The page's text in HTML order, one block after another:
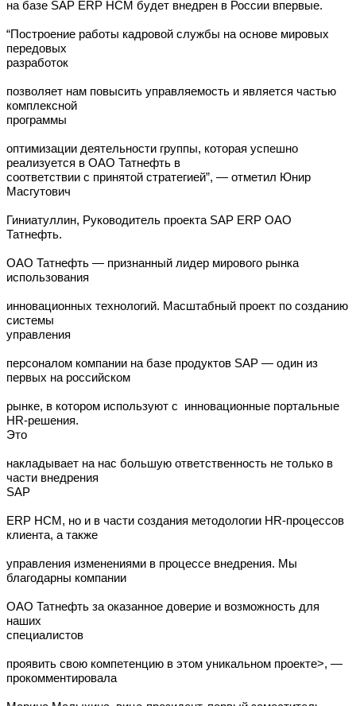
на базе SAP ERP HCM будет внедрен в России впервые.
“Построение работы кадровой службы на основе мировых
передовых
разработок
позволяет нам повысить управляемость и является частью
комплексной
программы
оптимизации деятельности группы, которая успешно
реализуется в ОАО Татнефть в
соответствии с принятой стратегией”, — отметил Юнир
Масгутович
Гиниатуллин, Руководитель проекта SAP ERP ОАО
Татнефть.
ОАО Татнефть — признанный лидер мирового рынка
использования
инновационных технологий. Масштабный проект по созданию
системы
управления
персоналом компании на базе продуктов SAP — один из
первых на российском
рынке, в котором используют с инновационные портальные
HR-решения.
Это
накладывает на нас большую ответственность не только в
части внедрения
SAP
ERP HCM, но и в части создания методологии HR-процессов
клиента, а также
управления изменениями в процессе внедрения. Мы
благодарны компании
ОАО Татнефть за оказанное доверие и возможность для
наших
специалистов
проявить свою компетенцию в этом уникальном проекте>, —
прокомментировала